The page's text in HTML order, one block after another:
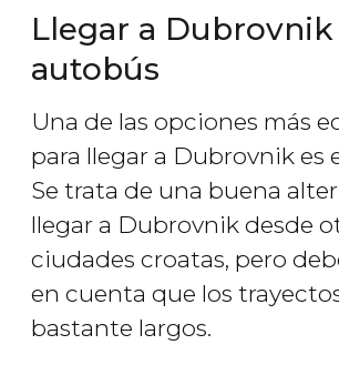
Llegar a Dubrovnik
autobús
Una de las opciones más
para llegar a Dubrovnik es
Se trata de una buena
llegar a Dubrovnik desde
ciudades croatas, pero
en cuenta que los
bastante largos.